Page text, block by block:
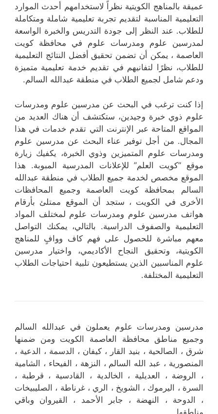
عميقة بالمناهج الكويتية نظراً لاستخدامهم أحدث الموارد
التعليمية المناسبة لتقديم تجربة تعليمية شاملة ومتكاملة
للطلاب. عند النظر إلى جودة التدريس والخبرة الواسعة
لمدرسين علوم ومدرسات علوم في محافظة كويت
العاصمة ، يمكن أن تضمن تحقيق أفضل النتائج التعليمية
للطلاب، نظرًا لتفانيهم في تقديم خدمة تعليمية متميزة
ودعم شامل لجميع الطلاب في منطقة عبدالله السالم.
إذا كنت ترغب في البحث عن مدرسين علوم ومدرسات
علوم ذوي خبرة وجيدين، ستكتشف أن هناك العديد من
المواقع المتاحة عبر الإنترنت التي تقدم خدمات في هذا
المجال. من أجل توفير عناء البحث عن مدرسين علوم
ومدرسات علوم المتميزين وذوي الخبرة، يكفيك زيارة
موقع “كويت العلم” للإعلانات المدرسية المبوبة. هذا
الموقع مخصص لخدمة جميع الطلاب في منطقة عبدالله
السالم بمحافظة كويت العاصمة وجميع المحافظات
الأخرى في الكويت ، ستجد أن الموقع ممتلئ بأرقام
هواتف مدرسين علوم ومدرسات علوم لمختلف المواد
التعليمية والصفوف الدراسية. بالتالي، يمكنك التواصل
معهم مباشرة للحصول على فهم كاف ووافٍ للمناهج
الكويتية، وتحقيق النجاح الأكاديمي، واختيار مدرسين
علوم المناسبين الذين يستطيعون تلبية احتياجات الطلاب
التعليمية المختلفة.
مدرسين ومدرسات علوم يعملون في عبدالله السالم
وجميع مناطق محافظة العاصمة الكويت ومن ضمنها
شرق ، الصالحية ، بنيد القار ، كيفان ، الدسمة ، الدعية ،
المنصورية ، عبد الله السالم ، النزهة ، الفيحاء ، الشامية
، الروضة ، العديلية ، الخالدية ، القادسية ، قرطبة ،
السرة ، اليرموك ، الشويخ ، الري ، غرناطة ، الصليبيخات
، الدوحة ، النهضة ، جابر الأحمد ، القيروان وباقي
مناطقها .